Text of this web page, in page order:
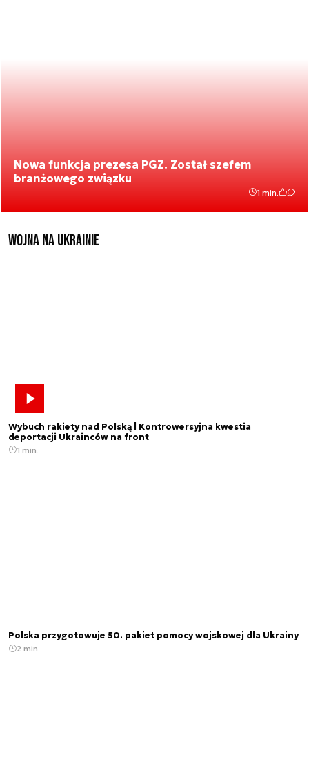
Nowa funkcja prezesa PGZ. Został szefem
branżowego związku
1 min.
Wojna na Ukrainie
Wybuch rakiety nad Polską | Kontrowersyjna kwestia
deportacji Ukrainców na front
1 min.
Polska przygotowuje 50. pakiet pomocy wojskowej dla Ukrainy
2 min.